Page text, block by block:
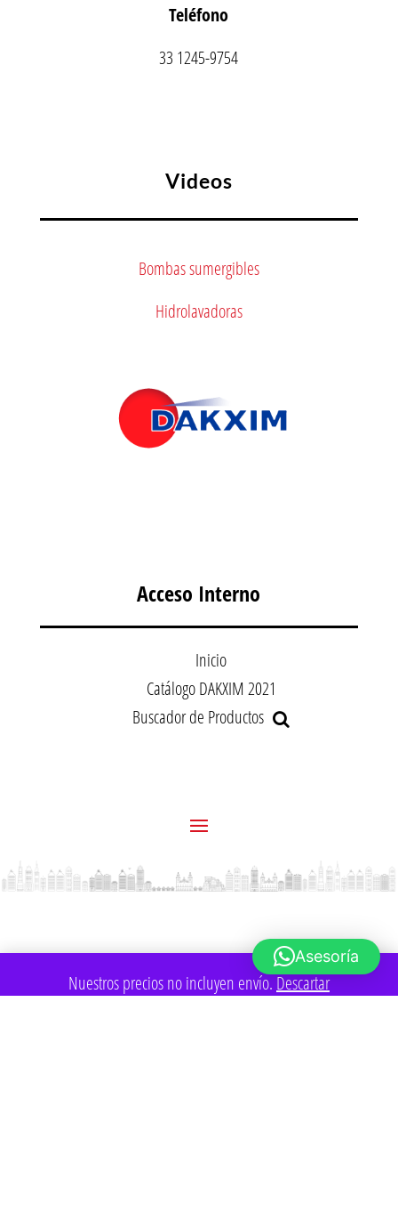
Nuestros precios no incluyen envío. Descartar
Teléfono
33 1245-9754
Videos
Bombas sumergibles
Hidrolavadoras
Acceso Interno
Inicio
Catálogo DAKXIM 2021
Buscador de Productos
Asesoría